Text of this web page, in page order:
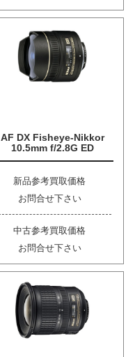
AF DX Fisheye-Nikkor
10.5mm f/2.8G ED
新品参考買取価格
お問合せ下さい
中古参考買取価格
お問合せ下さい